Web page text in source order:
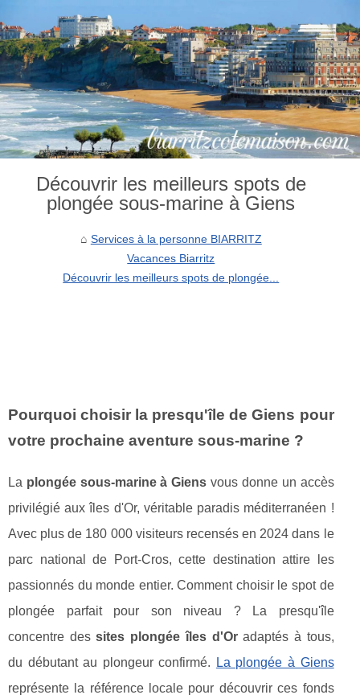
Découvrir les meilleurs spots de
plongée sous-marine à Giens
Services à la personne BIARRITZ
Vacances Biarritz
Découvrir les meilleurs spots de plongée...
Pourquoi choisir la presqu'île de Giens pour
votre prochaine aventure sous-marine ?
La plongée sous-marine à Giens vous donne un accès
privilégié aux îles d'Or, véritable paradis méditerranéen !
Avec plus de 180 000 visiteurs recensés en 2024 dans le
parc national de Port-Cros, cette destination attire les
passionnés du monde entier. Comment choisir le spot de
plongée parfait pour son niveau ? La presqu'île
concentre dessites plongée îles d'Oradaptés à tous,
du débutant au plongeur confirmé.
La plongée à Giens
représente la référence locale pour découvrir ces fonds